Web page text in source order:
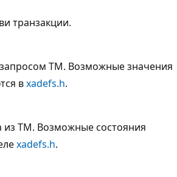
транзакции.
TM. Возможные значения
вxadefs.h.
из TM. Возможные состояния
xadefs.h.